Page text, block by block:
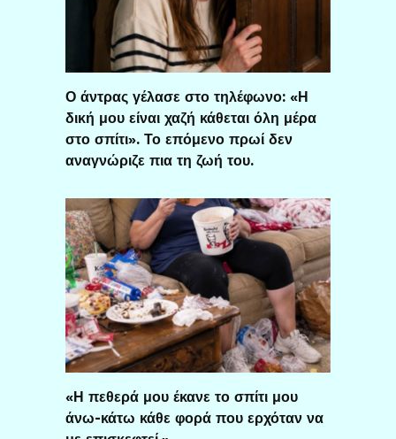
Ο άντρας γέλασε στο τηλέφωνο: «Η
δική μου είναι χαζή κάθεται όλη μέρα
στο σπίτι». Το επόμενο πρωί δεν
αναγνώριζε πια τη ζωή του.
«Η πεθερά μου έκανε το σπίτι μου
άνω-κάτω κάθε φορά που ερχόταν να